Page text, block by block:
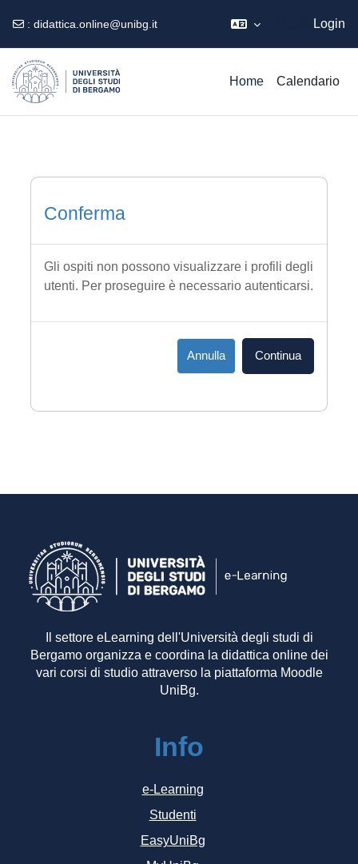
: didattica.online@unibg.it Login
Home Calendario
Conferma
Gli ospiti non possono visualizzare i profili degli
utenti. Per proseguire è necessario autenticarsi.
Annulla Continua
Il settore eLearning dell'Università degli studi di
Bergamo organizza e coordina la didattica online dei
vari corsi di studio attraverso la piattaforma Moodle
UniBg.
Info
e-Learning
Studenti
EasyUniBg